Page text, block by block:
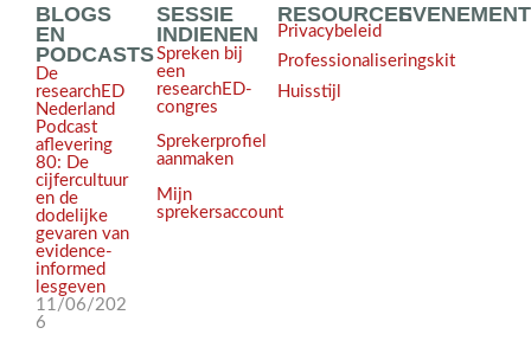
BLOGS
EN
PODCASTS
De
researchED
Nederland
Podcast
aflevering
80: De
cijfercultuur
en de
dodelijke
gevaren van
evidence-
informed
lesgeven
11/06/202
6
SESSIE
INDIENEN
Spreken bij
een
researchED-
congres
Sprekerprofiel
aanmaken
Mijn
sprekersaccount
RESOURCES
Privacybeleid
Professionaliseringskit
Huisstijl